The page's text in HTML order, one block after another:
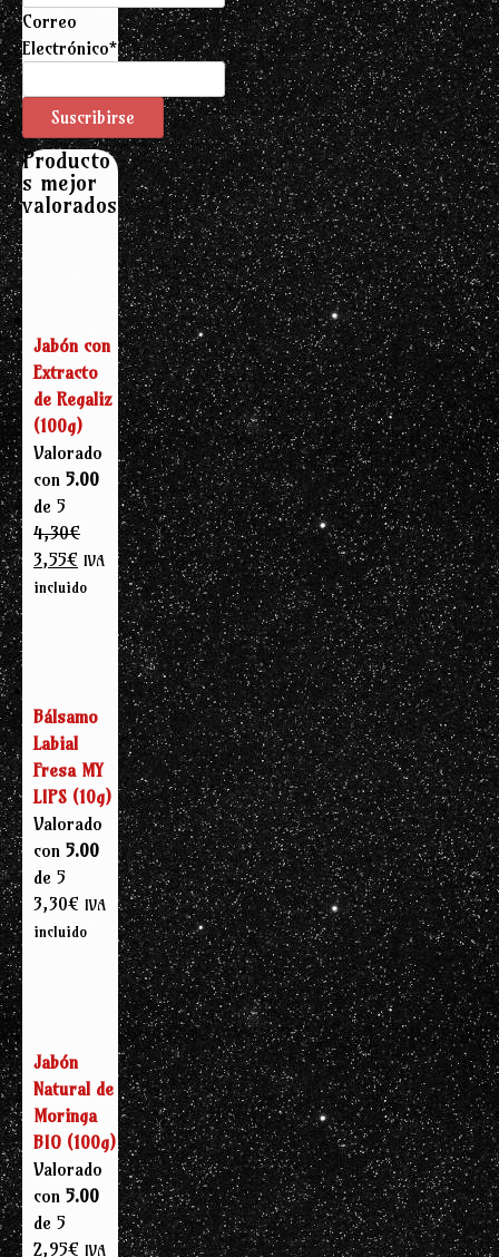
Correo
Electrónico*
Producto
s mejor
valorados
Jabón con
Extracto
de Regaliz
(100g)
Valorado
con 5.00
de 5
4,30€
3,55€ IVA
incluido
Bálsamo
Labial
Fresa MY
LIPS (10g)
Valorado
con 5.00
de 5
3,30€ IVA
incluido
Jabón
Natural de
Moringa
BIO (100g)
Valorado
con 5.00
de 5
2,95€ IVA